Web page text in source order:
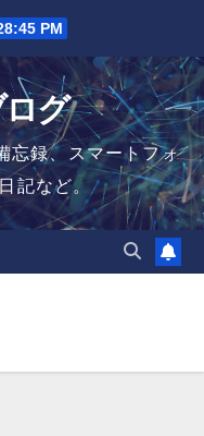
PM
グ
忘録、スマートフォ
記など。